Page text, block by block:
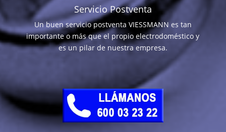
Servicio Postventa
Un buen servicio postventa VIESSMANN es tan
importante o más que el propio electrodoméstico y
es un pilar de nuestra empresa.